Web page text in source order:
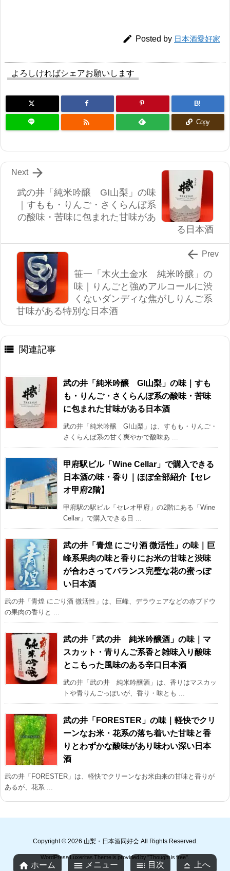
 Posted by 日本酒愛好家
よろしければシェアお願いします
B!
 Copy
武の井「純米吟醸 GI山梨」の味
｜すもも・りんご・さくらんぼ系
の酸味・苦味に包まれた甘味があ
る日本酒

Next
笹一「木火土金水 純米吟醸」の
味｜りんごと強めアルコールに渋
くないダンディな焦がしりんご系
甘味がある特別な日本酒
 Prev
 関連記事
武の井「純米吟醸 GI山梨」の味｜すも
も・りんご・さくらんぼ系の酸味・苦味
に包まれた甘味がある日本酒
武の井「純米吟醸 GI山梨」は、すもも・りんご・
さくらんぼ系の甘く爽やかで酸味あ ...
甲府駅ビル「Wine Cellar」で購入できる
日本酒の味・香り｜ほぼ全部紹介【セレ
オ甲府2階】
甲府駅の駅ビル「セレオ甲府」の2階にある「Wine
Cellar」で購入できる日 ...
武の井「青煌 にごり酒 微活性」の味｜巨
峰系果肉の味と香りにお米の甘味と渋味
が合わさってバランス完璧な花の蜜っぽ
い日本酒
武の井「青煌 にごり酒 微活性」は、巨峰、デラウェアなどの赤ブドウ
の果肉の香りと ...
武の井「武の井 純米吟醸酒」の味｜マ
スカット・青りんご系香と雑味入り酸味
とこもった風味のある辛口日本酒
武の井「武の井 純米吟醸酒」は、香りはマスカッ
トや青りんごっぽいが、香り・味とも ...
武の井「FORESTER」の味｜軽快でクリ
ーンなお米・花系の落ち着いた甘味と香
りとわずかな酸味があり味わい深い日本
酒
武の井「FORESTER」は、軽快でクリーンなお米由来の甘味と香りが
あるが、花系 ...
Copyright © 2026 山梨・日本酒同好会All Rights Reserved.
WordPress Luxeritas Theme is provided by "Thought is free".
 ホーム  メニュー  目次  上へ